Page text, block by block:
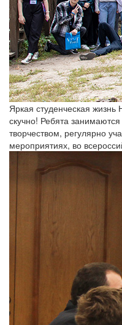
Яркая студенческая жизнь
скучно! Ребята
творчеством, регулярно
мероприятиях, во